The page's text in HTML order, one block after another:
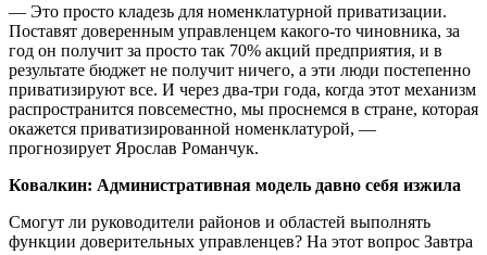
— Это просто кладезь для номенклатурной приватизации.
Поставят доверенным управленцем какого-то чиновника, за
год он получит за просто так 70% акций предприятия, и в
результате бюджет не получит ничего, а эти люди постепенно
приватизируют все. И через два-три года, когда этот механизм
распространится повсеместно, мы проснемся в стране, которая
окажется приватизированной номенклатурой, —
прогнозирует Ярослав Романчук.
Ковалкин: Административная модель давно себя изжила
Смогут ли руководители районов и областей выполнять
функции доверительных управленцев? На этот вопрос Завтра